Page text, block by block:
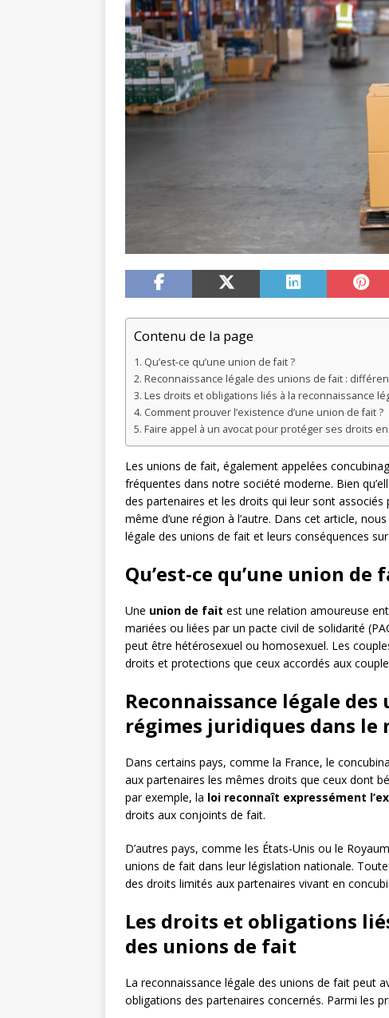
Contenu de la page
Qu’est-ce qu’une union de fait ?
Reconnaissance légale des unions de fait :
Les droits et obligations liés à la reconnaissance
Comment prouver l’existence d’une union de fait ?
Faire appel à un avocat pour protéger ses droits en
Les unions de fait, également appelées
fréquentes dans notre société moderne. Bien
des partenaires et les droits qui leur sont associés
même d’une région à l’autre. Dans cet article,
légale des unions de fait et leurs conséquences
Qu’est-ce qu’une union de
Une union de fait est une relation amoureuse
mariées ou liées par un pacte civil de solidarité
peut être hétérosexuel ou homosexuel. Les
droits et protections que ceux accordés aux
Reconnaissance légale
régimes juridiques dans le
Dans certains pays, comme la France, le
aux partenaires les mêmes droits que ceux dont
par exemple, la loi reconnaît expressément
droits aux conjoints de fait.
D’autres pays, comme les États-Unis ou le
unions de fait dans leur législation nationale.
des droits limités aux partenaires vivant en
Les droits et obligations
des unions de fait
La reconnaissance légale des unions de fait peut
obligations des partenaires concernés. Parmi les